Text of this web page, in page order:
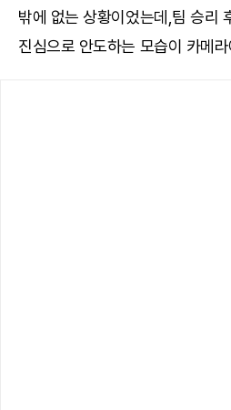
밖에 없는 상황이었는데,팀 승리
진심으로 안도하는 모습이 카메